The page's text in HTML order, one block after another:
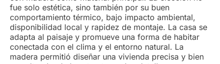
fue solo estética, sino también por su buen
comportamiento térmico, bajo impacto ambiental,
disponibilidad local y rapidez de montaje. La casa se
adapta al paisaje y promueve una forma de habitar
conectada con el clima y el entorno natural. La
madera permitió diseñar una vivienda precisa y bien